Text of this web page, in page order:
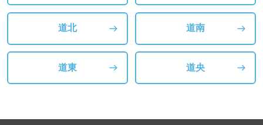
道北 道南
道東 道央